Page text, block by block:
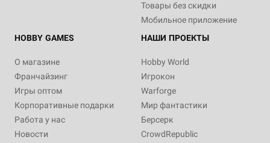
Товары без скидки
Мобильное приложение
HOBBY GAMES
О магазине
Франчайзинг
Игры оптом
Корпоративные подарки
Работа у нас
Новости
НАШИ ПРОЕКТЫ
Hobby World
Игрокон
Warforge
Мир фантастики
Берсерк
CrowdRepublic